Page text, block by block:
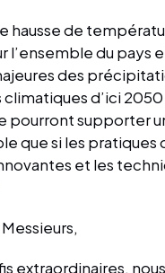
hausse de
l’ensemble du pays
des
d’ici
pourront supporter
que si les pratiques
et les
extraordinaires,